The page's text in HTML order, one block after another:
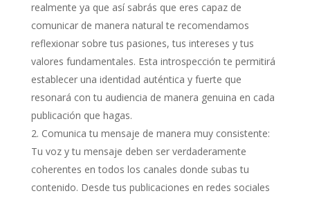
realmente ya que así sabrás que eres capaz de
comunicar de manera natural te recomendamos
reflexionar sobre tus pasiones, tus intereses y tus
valores fundamentales. Esta introspección te permitirá
establecer una identidad auténtica y fuerte que
resonará con tu audiencia de manera genuina en cada
publicación que hagas.
Comunica tu mensaje de manera muy consistente:
Tu voz y tu mensaje deben ser verdaderamente
coherentes en todos los canales donde subas tu
contenido. Desde tus publicaciones en redes sociales